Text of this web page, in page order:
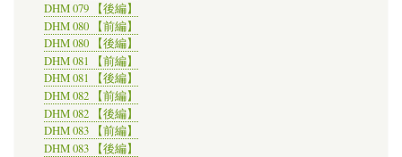
DHM 079 【後編】
DHM 080 【前編】
DHM 080 【後編】
DHM 081 【前編】
DHM 081 【後編】
DHM 082 【前編】
DHM 082 【後編】
DHM 083 【前編】
DHM 083 【後編】